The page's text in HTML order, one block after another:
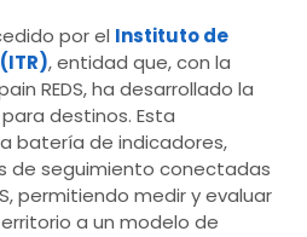
por el Instituto de
, entidad que, con la
REDS, ha desarrollado la
destinos. Esta
batería de indicadores,
de seguimiento conectadas
permitiendo medir y evaluar
a un modelo de